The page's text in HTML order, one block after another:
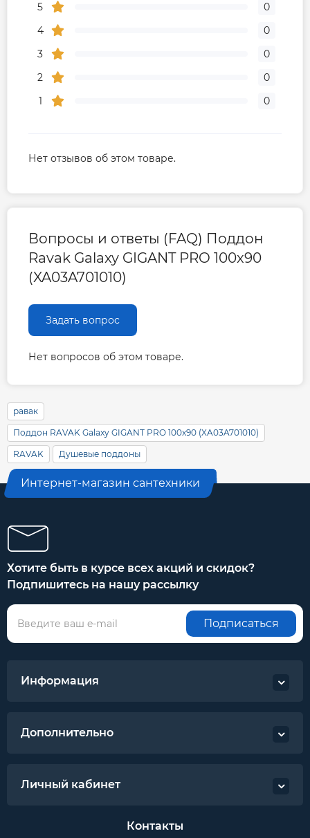
5
0
4
0
3
0
2
0
1
0
Нет отзывов об этом товаре.
Вопросы и ответы (FAQ) Поддон
Ravak Galaxy GIGANT PRO 100x90
(XA03A701010)
Задать вопрос
Нет вопросов об этом товаре.
равак
Поддон RAVAK Galaxy GIGANT PRO 100x90 (XA03A701010)
RAVAK Душевые поддоны
Интернет-магазин сантехники
Хотите быть в курсе всех акций и скидок?
Подпишитесь на нашу рассылку
Подписаться
Информация
Дополнительно
Личный кабинет
Контакты